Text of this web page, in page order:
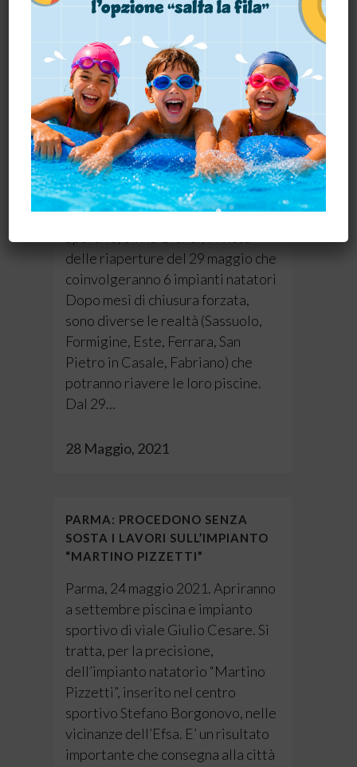
rimarranno aperte le strutture di:
Casale,...
01 Giugno, 2021
SILVIA GRANDI: IL 29 MAGGIO
SARÀ UNA GRANDE FESTA
Parla la Presidente di Nuova
delle riaperture del 29 maggio che
coinvolgeranno 6 impianti natatori
Dopo mesi di chiusura forzata,
sono diverse le realtà (Sassuolo,
Formigine, Este, Ferrara, San
Pietro in Casale, Fabriano) che
potranno riavere le loro piscine.
Dal 29...
28 Maggio, 2021
PARMA: PROCEDONO SENZA
SOSTA I LAVORI SULL’IMPIANTO
“MARTINO PIZZETTI”
Parma, 24 maggio 2021. Apriranno
a settembre piscina e impianto
sportivo di viale Giulio Cesare. Si
tratta, per la precisione,
dell’impianto natatorio “Martino
Pizzetti”, inserito nel centro
sportivo Stefano Borgonovo, nelle
vicinanze dell’Efsa. E’ un risultato
importante che consegna alla città